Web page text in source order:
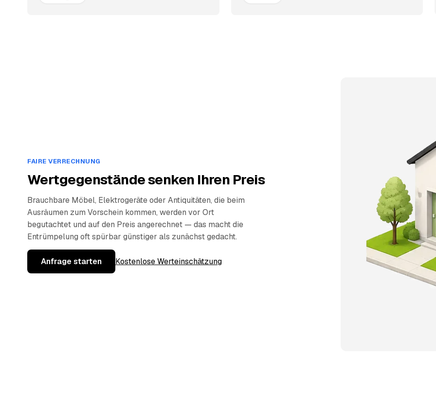
FAIRE VERRECHNUNG
Wertgegenstände senken Ihren Preis
Brauchbare Möbel, Elektrogeräte oder Antiquitäten, die beim
Ausräumen zum Vorschein kommen, werden vor Ort
begutachtet und auf den Preis angerechnet — das macht die
Entrümpelung oft spürbar günstiger als zunächst gedacht.
Anfrage starten Kostenlose Werteinschätzung